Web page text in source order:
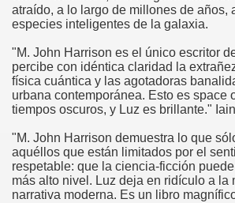
atraído, a lo largo de millones de años,
especies inteligentes de la galaxia.
"M. John Harrison es el único escritor
percibe con idéntica claridad la
física cuántica y las agotadoras
urbana contemporánea. Esto es space
tiempos oscuros, y Luz es brillante."
"M. John Harrison demuestra lo que
aquéllos que están limitados por el
respetable: que la ciencia-ficción
más alto nivel. Luz deja en ridículo a la
narrativa moderna. Es un libro